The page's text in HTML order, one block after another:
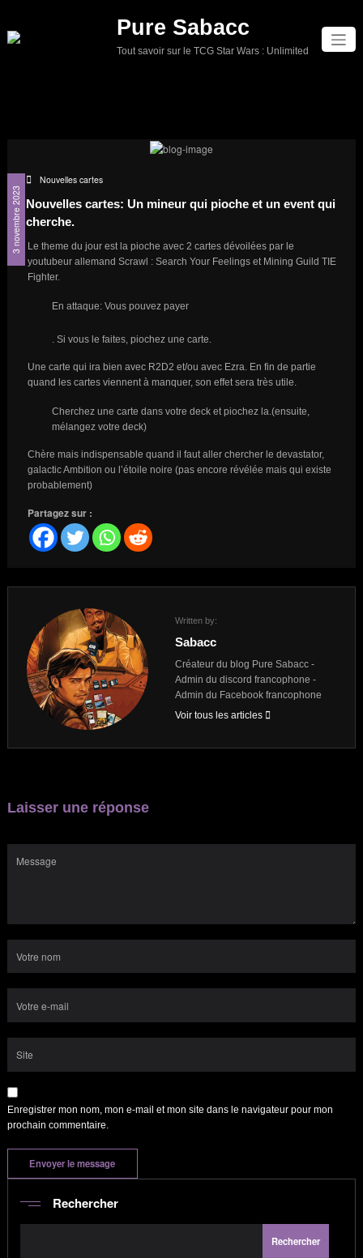
contenu
Pure Sabacc
Tout savoir sur le TCG Star Wars : Unlimited
3 novembre 2023
Nouvelles cartes
Nouvelles cartes: Un mineur qui pioche et un event qui
cherche.
Le theme du jour est la pioche avec 2 cartes dévoilées par le
youtubeur allemand Scrawl : Search Your Feelings et Mining Guild TIE
Fighter.
En attaque: Vous pouvez payer
. Si vous le faites, piochez une carte.
Une carte qui ira bien avec R2D2 et/ou avec Ezra. En fin de partie
quand les cartes viennent à manquer, son effet sera très utile.
Cherchez une carte dans votre deck et piochez la.(ensuite,
mélangez votre deck)
Chère mais indispensable quand il faut aller chercher le devastator,
galactic Ambition ou l’étoile noire (pas encore révélée mais qui existe
probablement)
Partagez sur :
Written by:
Sabacc
Créateur du blog Pure Sabacc -
Admin du discord francophone -
Admin du Facebook francophone
Voir tous les articles
Laisser une réponse
Enregistrer mon nom, mon e-mail et mon site dans le navigateur pour mon
prochain commentaire.
Rechercher
Rechercher